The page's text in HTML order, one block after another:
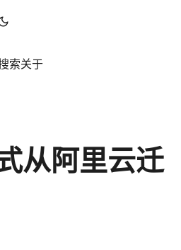
索关于
从阿里云迁